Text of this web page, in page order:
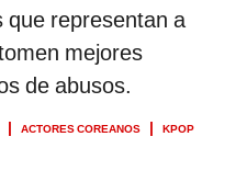
que representan a
mejores
de abusos.
ACTORES COREANOS
KPOP